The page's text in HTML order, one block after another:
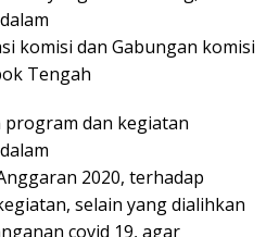
komisi dan Gabungan komisi
Tengah
program dan kegiatan
2020, terhadap
selain yang dialihkan
covid 19, agar